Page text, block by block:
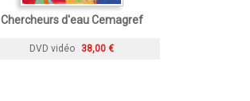
Chercheurs d'eau Cemagref
DVD vidéo 38,00 €